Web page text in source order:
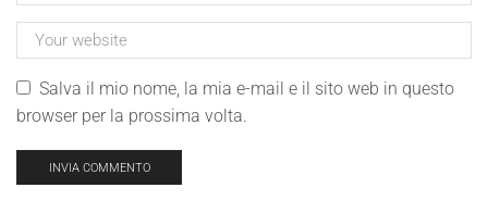
Salva il mio nome, la mia e-mail e il sito web in questo
browser per la prossima volta.